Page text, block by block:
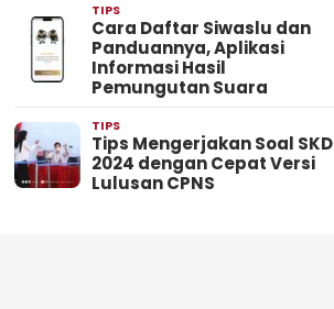
TIPS
Cara Daftar Siwaslu dan
Panduannya, Aplikasi
Informasi Hasil
Pemungutan Suara
TIPS
Tips Mengerjakan Soal SKD
2024 dengan Cepat Versi
Lulusan CPNS